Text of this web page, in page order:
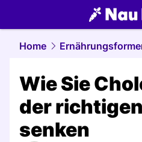
food.NAU.ch
Home
Wie Sie
der
senken